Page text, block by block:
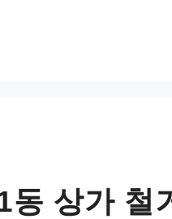
동 상가 철